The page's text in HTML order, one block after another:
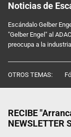
Noticias de
Escándalo Gelber
"Gelber Engel" al
preocupa a la
OTROS TEMAS:
RECIBE
NEWSLETTER